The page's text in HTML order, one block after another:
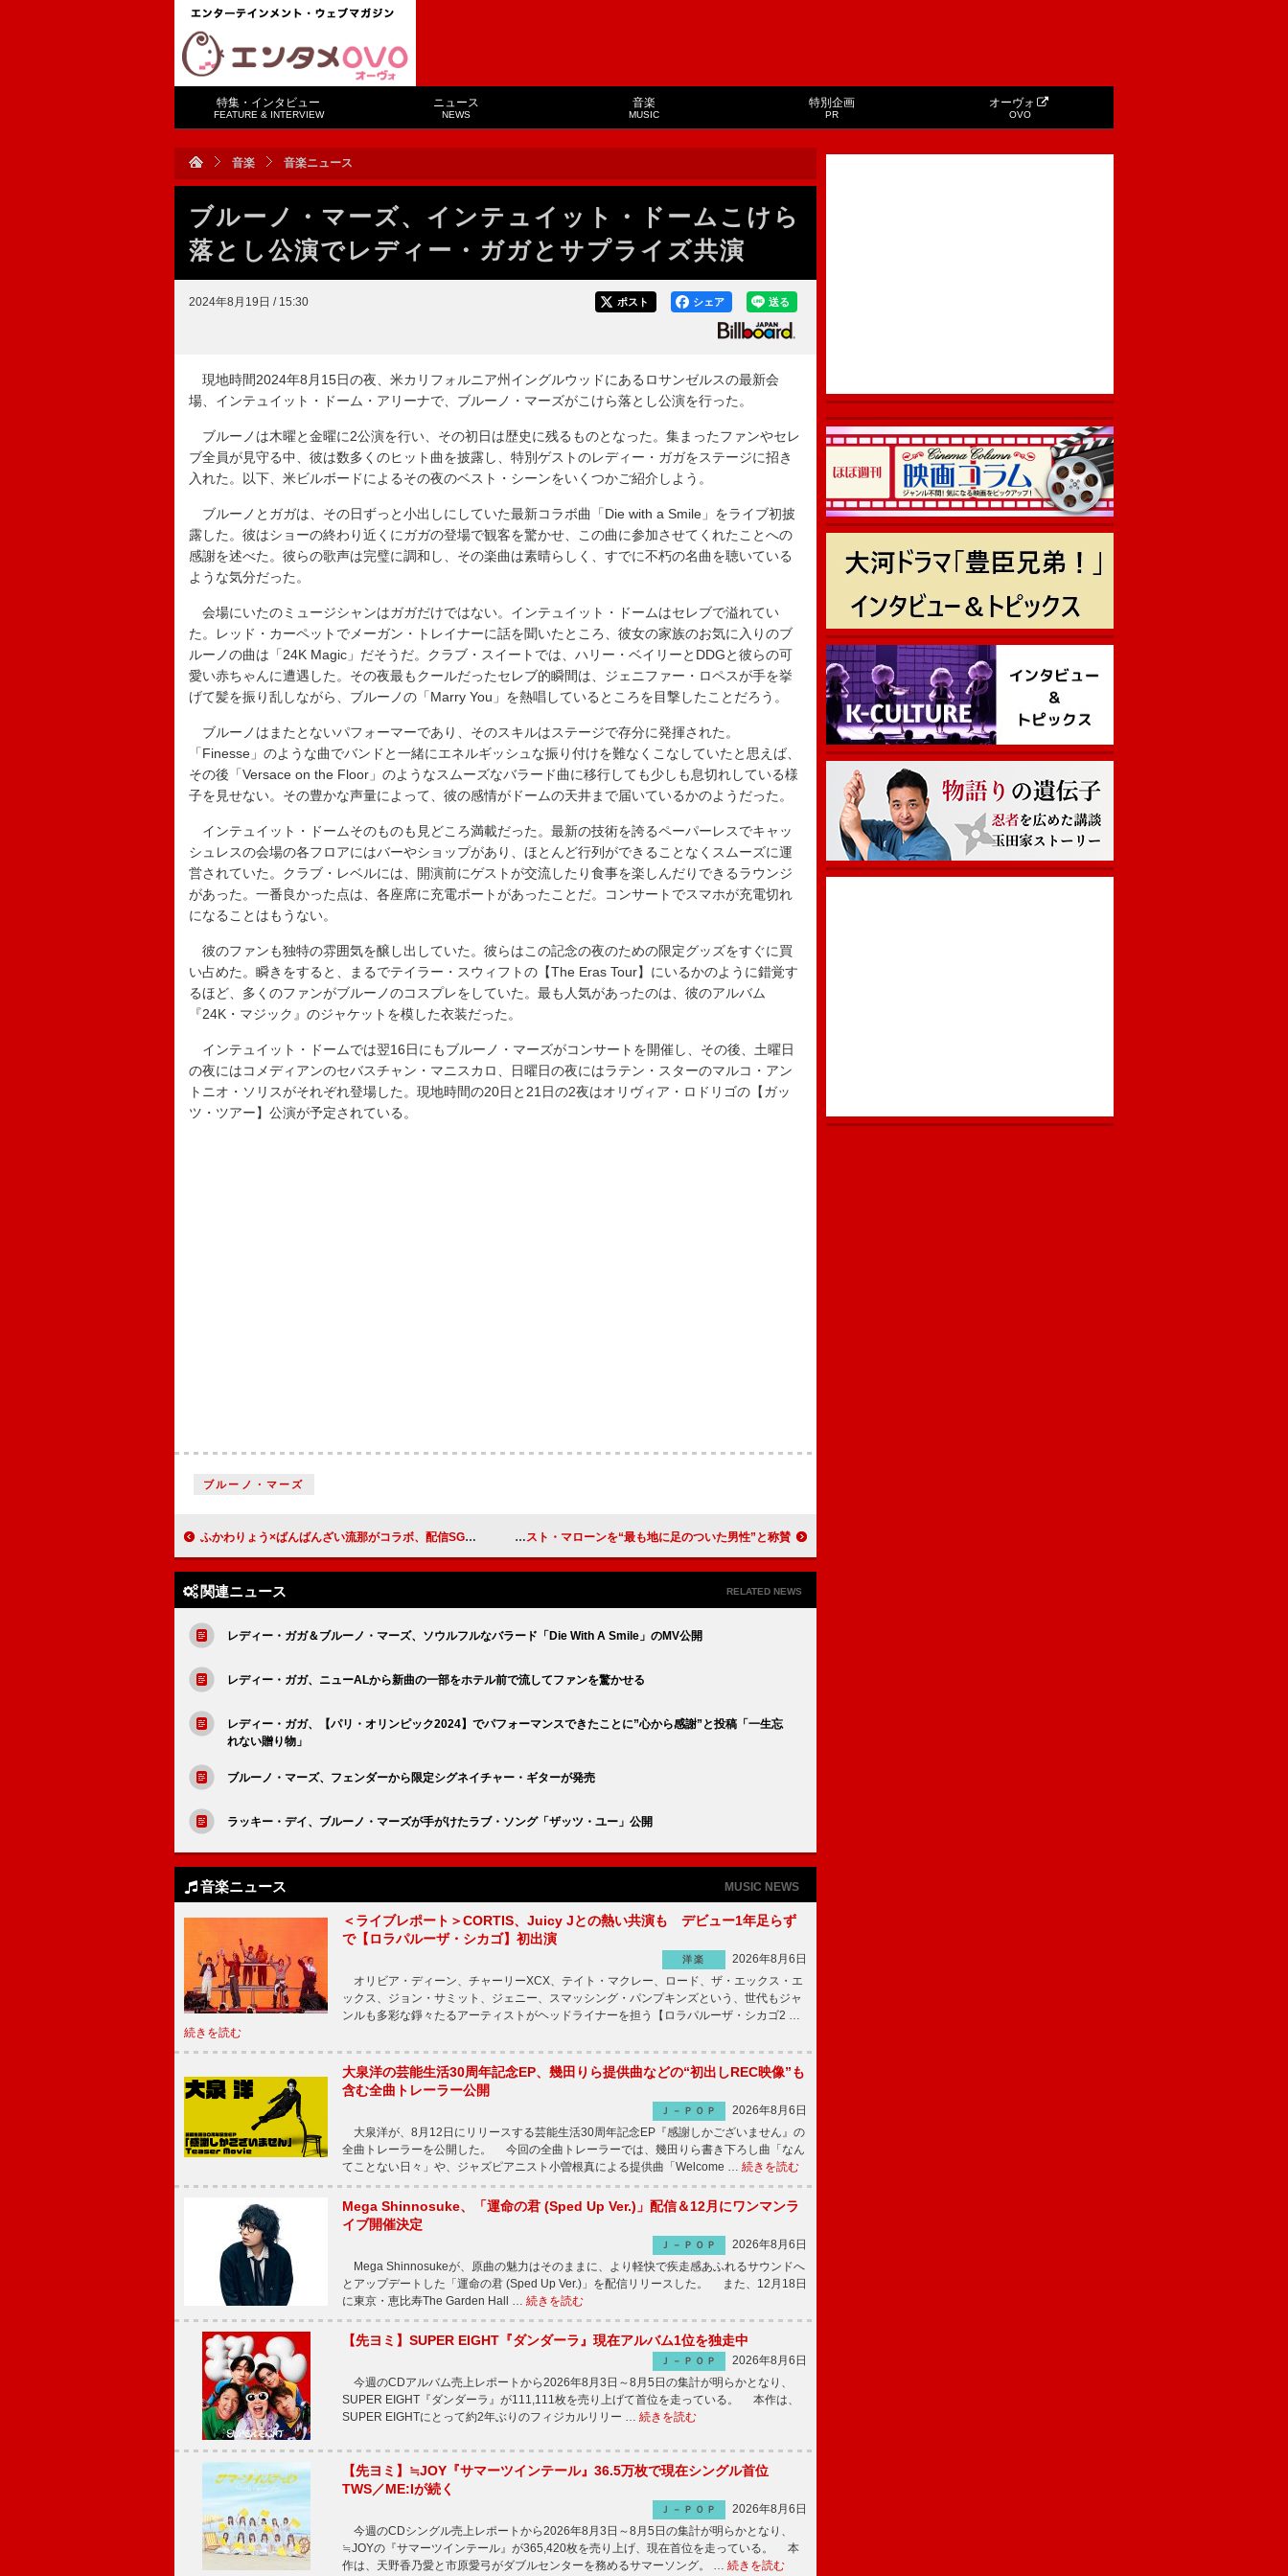
特集・インタビュー
FEATURE & INTERVIEW
ニュース
NEWS
音楽
MUSIC
特別企画
PR
オーヴォ
OVO
音楽 音楽ニュース
ブルーノ・マーズ、インテュイット・ドームこけら
落とし公演でレディー・ガガとサプライズ共演
2024年8月19日 / 15:30 送る
シェア
ポスト
現地時間2024年8月15日の夜、米カリフォルニア州イングルウッドにあるロサンゼルスの最新会
場、インテュイット・ドーム・アリーナで、ブルーノ・マーズがこけら落とし公演を行った。
ブルーノは木曜と金曜に2公演を行い、その初日は歴史に残るものとなった。集まったファンやセレ
ブ全員が見守る中、彼は数多くのヒット曲を披露し、特別ゲストのレディー・ガガをステージに招き
入れた。以下、米ビルボードによるその夜のベスト・シーンをいくつかご紹介しよう。
ブルーノとガガは、その日ずっと小出しにしていた最新コラボ曲「Die with a Smile」をライブ初披
露した。彼はショーの終わり近くにガガの登場で観客を驚かせ、この曲に参加させてくれたことへの
感謝を述べた。彼らの歌声は完璧に調和し、その楽曲は素晴らしく、すでに不朽の名曲を聴いている
ような気分だった。
会場にいたのミュージシャンはガガだけではない。インテュイット・ドームはセレブで溢れてい
た。レッド・カーペットでメーガン・トレイナーに話を聞いたところ、彼女の家族のお気に入りのブ
ルーノの曲は「24K Magic」だそうだ。クラブ・スイートでは、ハリー・ベイリーとDDGと彼らの可
愛い赤ちゃんに遭遇した。その夜最もクールだったセレブ的瞬間は、ジェニファー・ロペスが手を挙
げて髪を振り乱しながら、ブルーノの「Marry You」を熱唱しているところを目撃したことだろう。
ブルーノはまたとないパフォーマーであり、そのスキルはステージで存分に発揮された。
「Finesse」のような曲でバンドと一緒にエネルギッシュな振り付けを難なくこなしていたと思えば、
その後「Versace on the Floor」のようなスムーズなバラード曲に移行しても少しも息切れしている様
子を見せない。その豊かな声量によって、彼の感情がドームの天井まで届いているかのようだった。
インテュイット・ドームそのものも見どころ満載だった。最新の技術を誇るペーパーレスでキャッ
シュレスの会場の各フロアにはバーやショップがあり、ほとんど行列ができることなくスムーズに運
営されていた。クラブ・レベルには、開演前にゲストが交流したり食事を楽しんだりできるラウンジ
があった。一番良かった点は、各座席に充電ポートがあったことだ。コンサートでスマホが充電切れ
になることはもうない。
彼のファンも独特の雰囲気を醸し出していた。彼らはこの記念の夜のための限定グッズをすぐに買
い占めた。瞬きをすると、まるでテイラー・スウィフトの【The Eras Tour】にいるかのように錯覚す
るほど、多くのファンがブルーノのコスプレをしていた。最も人気があったのは、彼のアルバム
『24K・マジック』のジャケットを模した衣装だった。
インテュイット・ドームでは翌16日にもブルーノ・マーズがコンサートを開催し、その後、土曜日
の夜にはコメディアンのセバスチャン・マニスカロ、日曜日の夜にはラテン・スターのマルコ・アン
トニオ・ソリスがそれぞれ登場した。現地時間の20日と21日の2夜はオリヴィア・ロドリゴの【ガッ
ツ・ツアー】公演が予定されている。
ブルーノ・マーズ
ふかわりょう×ばんばんざい流那がコラボ、配信SG「どうにかなりそう」リリース＆MV公開へ テイラー・スウィフト、ニューALをリリースしたポスト・マローンを“最も地に足のついた男性”と称賛
関連ニュース RELATED NEWS
レディー・ガガ＆ブルーノ・マーズ、ソウルフルなバラード「Die With A Smile」のMV公開
レディー・ガガ、ニューALから新曲の一部をホテル前で流してファンを驚かせる
レディー・ガガ、【パリ・オリンピック2024】でパフォーマンスできたことに”心から感謝”と投稿「一生忘
れない贈り物」
ブルーノ・マーズ、フェンダーから限定シグネイチャー・ギターが発売
ラッキー・デイ、ブルーノ・マーズが手がけたラブ・ソング「ザッツ・ユー」公開
音楽ニュース MUSIC NEWS
＜ライブレポート＞CORTIS、Juicy Jとの熱い共演も デビュー1年足らず
で【ロラパルーザ・シカゴ】初出演
洋楽
2026年8月6日
オリビア・ディーン、チャーリーXCX、テイト・マクレー、ロード、ザ・エックス・エ
ックス、ジョン・サミット、ジェニー、スマッシング・パンプキンズという、世代もジャ
ンルも多彩な錚々たるアーティストがヘッドライナーを担う【ロラパルーザ・シカゴ2 …
続きを読む
大泉洋の芸能生活30周年記念EP、幾田りら提供曲などの“初出しREC映像”も
含む全曲トレーラー公開
Ｊ－ＰＯＰ
2026年8月6日
大泉洋が、8月12日にリリースする芸能生活30周年記念EP『感謝しかございません』の
全曲トレーラーを公開した。 今回の全曲トレーラーでは、幾田りら書き下ろし曲「なん
てことない日々」や、ジャズピアニスト小曽根真による提供曲「Welcome … 続きを読む
Mega Shinnosuke、「運命の君 (Sped Up Ver.)」配信＆12月にワンマンラ
イブ開催決定
Ｊ－ＰＯＰ
2026年8月6日
Mega Shinnosukeが、原曲の魅力はそのままに、より軽快で疾走感あふれるサウンドへ
とアップデートした「運命の君 (Sped Up Ver.)」を配信リリースした。 また、12月18日
に東京・恵比寿The Garden Hall … 続きを読む
【先ヨミ】SUPER EIGHT『ダンダーラ』現在アルバム1位を独走中
Ｊ－ＰＯＰ
2026年8月6日
今週のCDアルバム売上レポートから2026年8月3日～8月5日の集計が明らかとなり、
SUPER EIGHT『ダンダーラ』が111,111枚を売り上げて首位を走っている。 本作は、
SUPER EIGHTにとって約2年ぶりのフィジカルリリー … 続きを読む
【先ヨミ】≒JOY『サマーツインテール』36.5万枚で現在シングル首位
TWS／ME:Iが続く
Ｊ－ＰＯＰ
2026年8月6日
今週のCDシングル売上レポートから2026年8月3日～8月5日の集計が明らかとなり、
≒JOYの『サマーツインテール』が365,420枚を売り上げ、現在首位を走っている。 本
作は、天野香乃愛と市原愛弓がダブルセンターを務めるサマーソング。 … 続きを読む